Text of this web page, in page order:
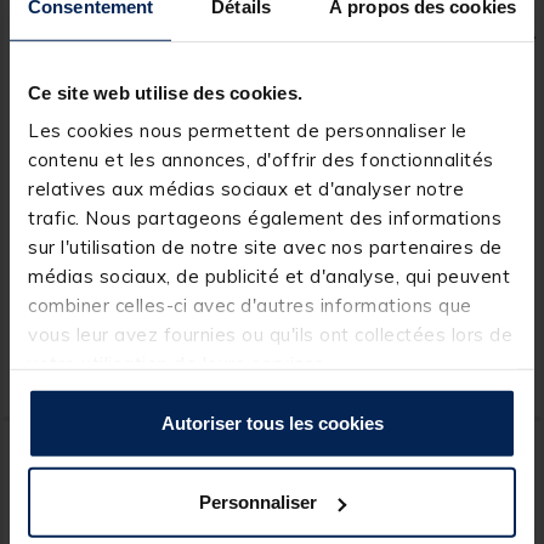
Consentement Détails À propos des cookies
Ce site web utilise des cookies.
Les cookies nous permettent de personnaliser le
contenu et les annonces, d'offrir des fonctionnalités
relatives aux médias sociaux et d'analyser notre
trafic. Nous partageons également des informations
sur l'utilisation de notre site avec nos partenaires de
médias sociaux, de publicité et d'analyse, qui peuvent
combiner celles-ci avec d'autres informations que
vous leur avez fournies ou qu'ils ont collectées lors de
Autoriser tous les cookies
Personnaliser
Epuisette Pliante
Garbolino Telescopique
Addiction 44x54
44, Ajouter au panier
Expédition sous 24 h
Règle souple carnassier
evok toise tactikal ruller
120cm
19,
Expédition sous 24 h